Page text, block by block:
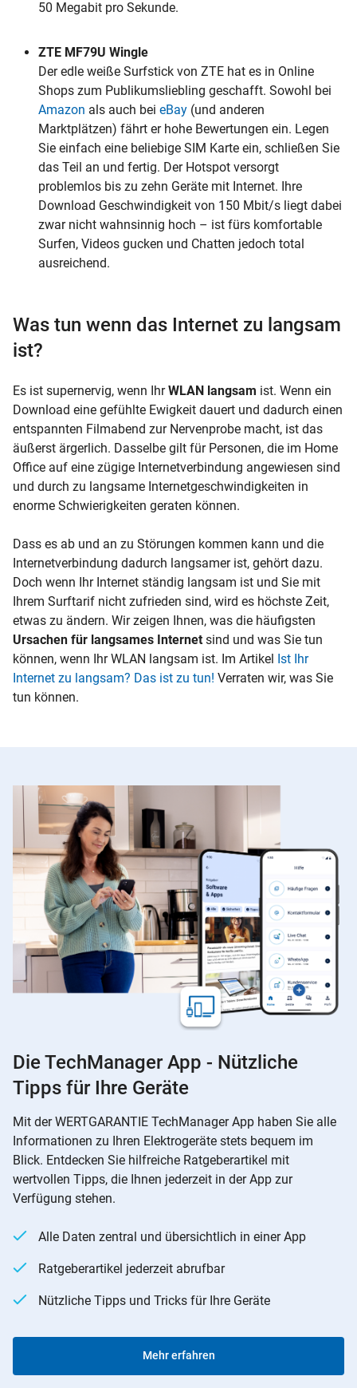
50 Megabit pro Sekunde.
ZTE MF79U Wingle
Der edle weiße Surfstick von ZTE hat es in Online
Shops zum Publikumsliebling geschafft. Sowohl bei
Amazon als auch bei eBay (und anderen
Marktplätzen) fährt er hohe Bewertungen ein. Legen
Sie einfach eine beliebige SIM Karte ein, schließen Sie
das Teil an und fertig. Der Hotspot versorgt
problemlos bis zu zehn Geräte mit Internet. Ihre
Download Geschwindigkeit von 150 Mbit/s liegt dabei
zwar nicht wahnsinnig hoch – ist fürs komfortable
Surfen, Videos gucken und Chatten jedoch total
ausreichend.
Was tun wenn das Internet zu langsam
ist?
Es ist supernervig, wenn IhrWLAN langsam ist. Wenn ein
Download eine gefühlte Ewigkeit dauert und dadurch einen
entspannten Filmabend zur Nervenprobe macht, ist das
äußerst ärgerlich. Dasselbe gilt für Personen, die im Home
Office auf eine zügige Internetverbindung angewiesen sind
und durch zu langsame Internetgeschwindigkeiten in
enorme Schwierigkeiten geraten können.
Dass es ab und an zu Störungen kommen kann und die
Internetverbindung dadurch langsamer ist, gehört dazu.
Doch wenn Ihr Internet ständig langsam ist und Sie mit
Ihrem Surftarif nicht zufrieden sind, wird es höchste Zeit,
etwas zu ändern. Wir zeigen Ihnen, was die häufigsten
Ursachen für langsames Internet sind und was Sie tun
können, wenn Ihr WLAN langsam ist. Im Artikel Ist Ihr
Internet zu langsam? Das ist zu tun! Verraten wir, was Sie
tun können.
Die TechManager App - Nützliche
Tipps für Ihre Geräte
Mit der WERTGARANTIE TechManager App haben Sie alle
Informationen zu Ihren Elektrogeräte stets bequem im
Blick. Entdecken Sie hilfreiche Ratgeberartikel mit
wertvollen Tipps, die Ihnen jederzeit in der App zur
Verfügung stehen.
Alle Daten zentral und übersichtlich in einer App
Ratgeberartikel jederzeit abrufbar
Nützliche Tipps und Tricks für Ihre Geräte
Mehr erfahren